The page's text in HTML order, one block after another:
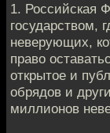
1. Российская
государством,
неверующих,
право
открытое и
обрядов и
миллионов